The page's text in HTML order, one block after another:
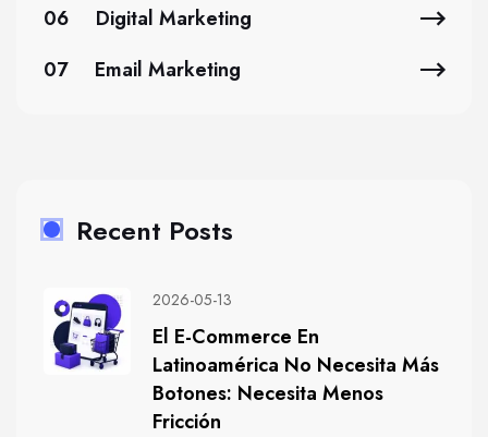
06
Digital Marketing
07
Email Marketing
Recent Posts
2026-05-13
El E-Commerce En
Latinoamérica No Necesita Más
Botones: Necesita Menos
Fricción